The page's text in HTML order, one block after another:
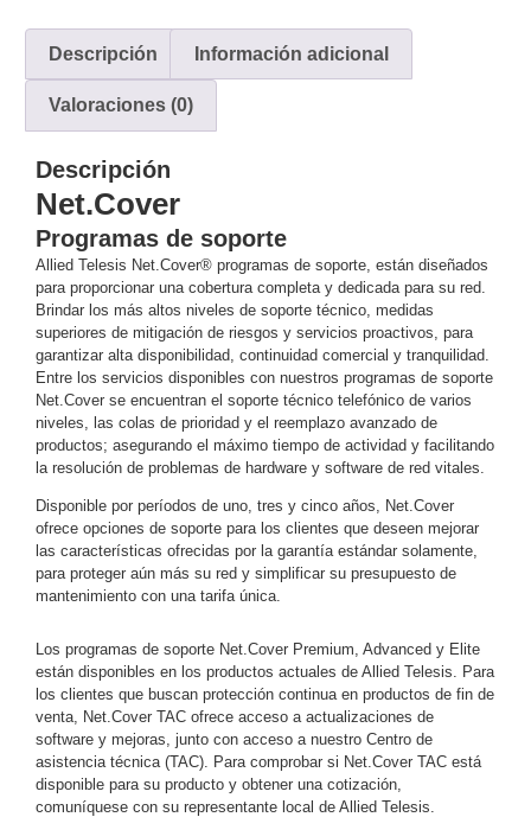
a
RCAAudio
ConectoresCables
Armados -
CoaxialCategoría
5eFibra
ÓpticaPara
Alimentación
Electricidad RG59
Tipo
CaPTelefónicoVGA
/ DVI /
Cámaras
IP y NVRs
Ambientes
Salinos
y
Decodificadores
de
VideoCuboDomo
/ Eyeball /
TurretFisheye
Descripción Información adicional
Valoraciones (0)
Descripción
Net.Cover
Programas de soporte
Allied Telesis Net.Cover® programas de soporte, están diseñados
para proporcionar una cobertura completa y dedicada para su red.
Brindar los más altos niveles de soporte técnico, medidas
superiores de mitigación de riesgos y servicios proactivos, para
garantizar alta disponibilidad, continuidad comercial y tranquilidad.
Entre los servicios disponibles con nuestros programas de soporte
Net.Cover se encuentran el soporte técnico telefónico de varios
niveles, las colas de prioridad y el reemplazo avanzado de
productos; asegurando el máximo tiempo de actividad y facilitando
la resolución de problemas de hardware y software de red vitales.
Disponible por períodos de uno, tres y cinco años, Net.Cover
ofrece opciones de soporte para los clientes que deseen mejorar
las características ofrecidas por la garantía estándar solamente,
para proteger aún más su red y simplificar su presupuesto de
mantenimiento con una tarifa única.
Los programas de soporte Net.Cover Premium, Advanced y Elite
están disponibles en los productos actuales de Allied Telesis. Para
los clientes que buscan protección continua en productos de fin de
venta, Net.Cover TAC ofrece acceso a actualizaciones de
software y mejoras, junto con acceso a nuestro Centro de
asistencia técnica (TAC). Para comprobar si Net.Cover TAC está
disponible para su producto y obtener una cotización,
comuníquese con su representante local de Allied Telesis.